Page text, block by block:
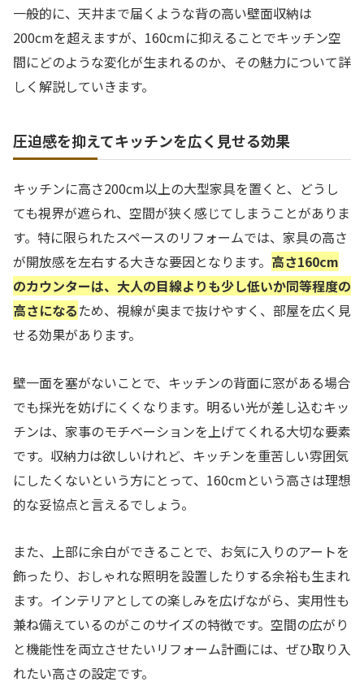
一般的に、天井まで届くような背の高い壁面収納は
200cmを超えますが、160cmに抑えることでキッチン空
間にどのような変化が生まれるのか、その魅力について詳
しく解説していきます。
圧迫感を抑えてキッチンを広く見せる効果
キッチンに高さ200cm以上の大型家具を置くと、どうし
ても視界が遮られ、空間が狭く感じてしまうことがありま
す。特に限られたスペースのリフォームでは、家具の高さ
が開放感を左右する大きな要因となります。 高さ160cm
のカウンターは、大人の目線よりも少し低いか同等程度の
高さになるため、視線が奥まで抜けやすく、部屋を広く見
せる効果があります。
壁一面を塞がないことで、キッチンの背面に窓がある場合
でも採光を妨げにくくなります。明るい光が差し込むキッ
チンは、家事のモチベーションを上げてくれる大切な要素
です。収納力は欲しいけれど、キッチンを重苦しい雰囲気
にしたくないという方にとって、160cmという高さは理想
的な妥協点と言えるでしょう。
また、上部に余白ができることで、お気に入りのアートを
飾ったり、おしゃれな照明を設置したりする余裕も生まれ
ます。インテリアとしての楽しみを広げながら、実用性も
兼ね備えているのがこのサイズの特徴です。空間の広がり
と機能性を両立させたいリフォーム計画には、ぜひ取り入
れたい高さの設定です。